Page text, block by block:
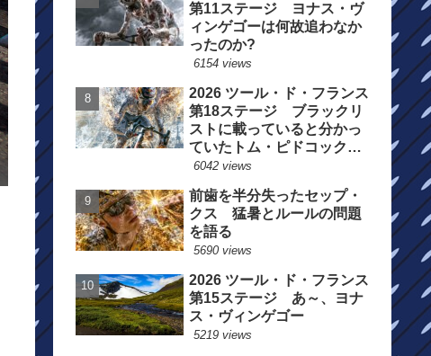
第11ステージ ヨナス・ヴ
ィンゲゴーは何故追わなか
ったのか?
6154 views
2026 ツール・ド・フランス
第18ステージ ブラックリ
ストに載っていると分かっ
ていたトム・ピドコックは
総合順位死守に
6042 views
前歯を半分失ったセップ・
クス 猛暑とルールの問題
を語る
5690 views
2026 ツール・ド・フランス
第15ステージ あ～、ヨナ
ス・ヴィンゲゴー
5219 views